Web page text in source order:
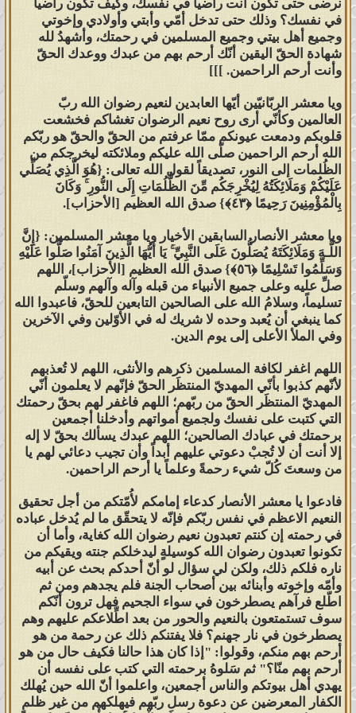
تصديقاً لقول الله تعالى:{لَن تَنفَعَكُمْ
أَرْحَامُكُمْ وَلَا أَوْلَادُكُمْ ۚ يَوْمَ الْقِيَامَةِ يَفْصِلُ
بَيْنَكُمْ ۚوَاللَّـهُ بِمَا تَعْمَلُونَ بَصِيرٌ ﴿٣﴾}
الله العظيم [الممتحنة:3]، ولذلك قال
محمدٌ رسول الله صلّى الله عليه وآله
وسلم:[يا فاطمة بنت مُحمد اعملي
لنفسك فإني لا أغني عنك من الله شيئاً]
صدق محمد رسول الله صلّى الله عليه
وآله وسلّم.
ومن ثم تبيّن لنا الحديث المُفترى عن
النّبي كذباً أنَّ محمداً رسولَ الله صلى
الله عليه وآله وسلم، يشفع للناس كما
يلي:
اقتباس المشاركة :
فيأتون آدم فيقولون له اشفع لذريتك
، فيقول : لست لها ، ولكن عليكم
بإبراهيم ، فإنه خليل الله ، فيأتون
إبراهيم ، فيقول : لست لها ، ولكن
عليكم بموسى ، فإنه كليم الله ،
فيؤتى موسى ، فيقول : لست لها ،
ولكن عليكم بعيسى ، فإنه رُوح الله
وكلمته ، فيؤتى عيسى ، فيقول :
لست لها، ولكن عليكم بمحمد .
فأوتى فأقول : أنا لها ، ثم أنطلق
نرضى حتى تكون أنت راضياً في نفسك، وكيف تكون راضياً
في نفسك؟ وذلك حتى تدخل أمّي وأبتي وأولادي وإخوتي
وجميع أهل بيتي وجميع المسلمين في رحمتك، وأشهدُ لله
شهادة الحقّ اليقين أنّك أرحم بهم من عبدك ووعدك الحقّ
وأنت أرحم الراحمين. ]]]
ويا معشر الربّانيّين أيّها العابدين لنعيم رضوان الله ربّ
العالمين وكأنّي أرى روح نعيم الرضوان تغشاكم فخشعت
قلوبكم ودمعت عيونكم ممّا عرفتم من الحقّ والحقّ هو ربّكم
الله أرحم الراحمين صلّى الله عليكم وملائكته ليخرجكم من
الظُلمات إلى النور، تصديقاً لقول الله تعالى: {هُوَ الَّذِي يُصَلِّي
عَلَيْكُمْ وَمَلَائِكَتُهُ لِيُخْرِجَكُم مِّنَ الظُّلُمَاتِ إِلَى النُّورِ ۚ وَكَانَ
بِالْمُؤْمِنِينَ رَحِيمًا ﴿٤٣﴾} صدق الله العظيم [الأحزاب].
ويا معشر الأنصار السابقين الأخيار ويا معشر المسلمين: {إِنَّ
اللَّـهَ وَمَلَائِكَتَهُ يُصَلُّونَ عَلَى النَّبِيِّ ۚ يَا أَيُّهَا الَّذِينَ آمَنُوا صَلُّوا عَلَيْهِ
وَسَلِّمُوا تَسْلِيمًا ﴿٥٦﴾} صدق الله العظيم [الأحزاب]، اللهم
صلِّ عليه وعلى جميع الأنبياء من قبله وآله وآلهم وسلّم
تسليماً، وسلامُ الله على الصالحين التابعين للحقّ، فاعبدوا الله
كما ينبغي أن يُعبد وحده لا شريك له في الأوّلين وفي الآخرين
وفي الملأ الأعلى إلى يوم الدين.
اللهم اغفر لكافة المسلمين ذكرهم والأنثى، اللهم لا تُعذبهم
لأنّهم كذبوا بأنّي المهديّ المنتظَر الحقّ فإنّهم لا يعلمون أنّي
المهديّ المنتظَر الحقّ من ربّهم؛ اللهم فاغفر لهم بحقّ رحمتك
التي كتبت على نفسك ولجميع أمواتهم وأدخلنا أجمعين
برحمتك في عبادك الصالحين؛ اللهم عبدك يسألك بحقّ لا إله
إلا أنت أن لا تُجبْ دعوتي عليهم أبداً وأن تجيب دعائي لهم يا
من وسعتَ كُلّ شيء رحمةً وعلماً يا أرحم الراحمين.
فادعوا يا معشر الأنصار كدعاء إمامكم لأُمّتكم من أجل تحقيق
النعيم الاعظم في نفس ربّكم فإنّه لا يتحقّق ما لم يُدخل عباده
في رحمته إن كنتم تعبدون نعيم رضوان الله كغاية، وأما أن
تكونوا تعبدون رضوان الله كوسيلةٍ ليدخلكم جنته ويقيكم من
ناره فلكم ذلك، ولكن لي سؤال لو أنّ أحدكم بحث عن أبيه
وأمّه وإخوته وأبنائه بين أصحاب الجنة فلم يجدهم ومن ثم
اطّلع فرآهم يصطرخون في سواء الجحيم فهل ترون أنّكم
سوف تستمتعون بالنعيم والحور من بعد اطِّلاعكم عليهم وهم
يصطرخون في نار جهنم؟ فلا يفتنكم ذلك عن رحمة من هو
أرحم بهم منكم، وقولوا: "إذا كان هذا حالنا فكيف حال من هو
أرحم بهم منّا؟" ثم سَلوهُ برحمته التي كتب على نفسه أن
يهدي أهل بيوتكم والناس أجمعين، واعلموا أنّ الله حين يُهلك
الكفار المعرضين عن دعوة رسل ربّهم فيهلكهم من غير ظلمٍ